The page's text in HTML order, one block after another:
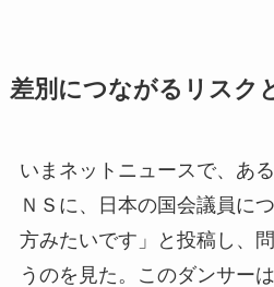
差別につながるリスク
いまネットニュースで、あ
ＮＳに、日本の国会議員に
方みたいです」と投稿し、
うのを見た。このダンサー